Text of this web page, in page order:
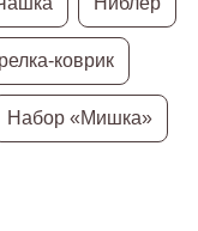
коврик
Набор «Мишка»